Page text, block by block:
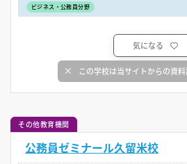
ビジネス・公務員分野
気になる
この学校は当サイトからの資
その他教育機関
公務員ゼミナール久留米校